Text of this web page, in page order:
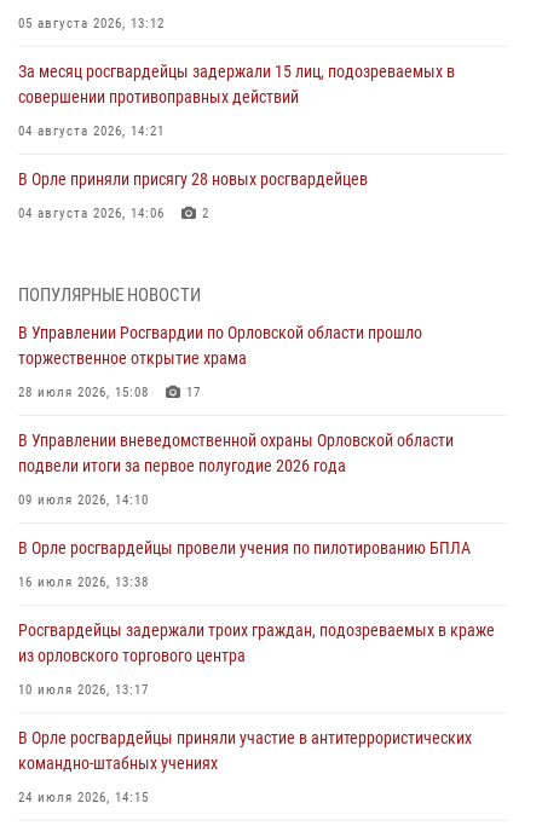
05 августа 2026, 13:12
За месяц росгвардейцы задержали 15 лиц, подозреваемых в
совершении противоправных действий
04 августа 2026, 14:21
В Орле приняли присягу 28 новых росгвардейцев
04 августа 2026, 14:06 2
предоставлении госуслуг
Росгвардейцы обеспечили безопасность во время празднования
Дня ВДВ
В Орле росгвардейцы приняли участие в учениях на избирательном
участке
Жительница Мценска сдала в Росгвардию незарегистрированное
31 июля 2026, 13:16
ПОПУЛЯРНЫЕ НОВОСТИ
В Управлении Росгвардии по Орловской области прошло
торжественное открытие храма
28 июля 2026, 15:08 17
В Управлении вневедомственной охраны Орловской области
подвели итоги за первое полугодие 2026 года
09 июля 2026, 14:10
В Орле росгвардейцы провели учения по пилотированию БПЛА
16 июля 2026, 13:38
Росгвардейцы задержали троих граждан, подозреваемых в краже
из орловского торгового центра
10 июля 2026, 13:17
В Орле росгвардейцы приняли участие в антитеррористических
командно-штабных учениях
24 июля 2026, 14:15